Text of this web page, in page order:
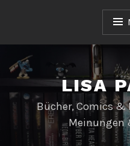
LISA
Bücher, Comics &
Meinungen